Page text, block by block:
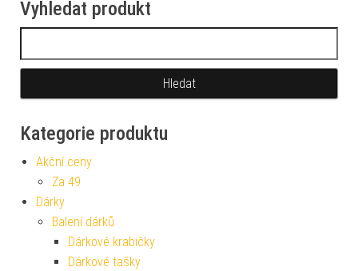
Vyhledat produkt
Kategorie produktu
Akční ceny
Za 49
Dárky
Balení dárků
Dárkové krabičky
Dárkové tašky